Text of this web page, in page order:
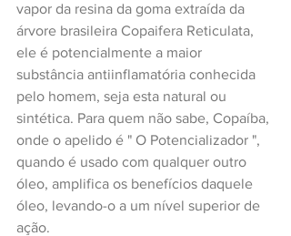
vapor da resina da goma extraída da
árvore brasileira Copaifera Reticulata,
ele é potencialmente a maior
substância antiinflamatória conhecida
pelo homem, seja esta natural ou
sintética. Para quem não sabe, Copaíba,
onde o apelido é " O Potencializador ",
quando é usado com qualquer outro
óleo, amplifica os benefícios daquele
óleo, levando-o a um nível superior de
ação.